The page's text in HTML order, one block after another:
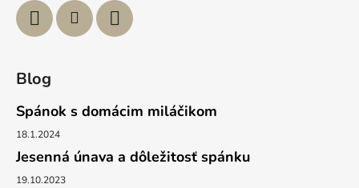
Blog
Spánok s domácim miláčikom
18.1.2024
Jesenná únava a dôležitosť spánku
19.10.2023